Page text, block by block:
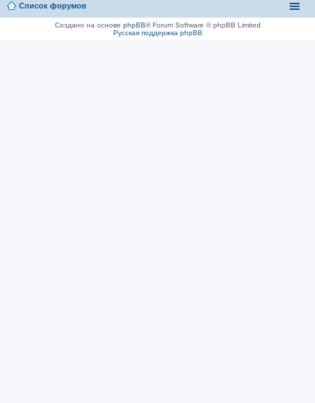
Список форумов
Создано на основе phpBB® Forum Software © phpBB Limited
Русская поддержка phpBB